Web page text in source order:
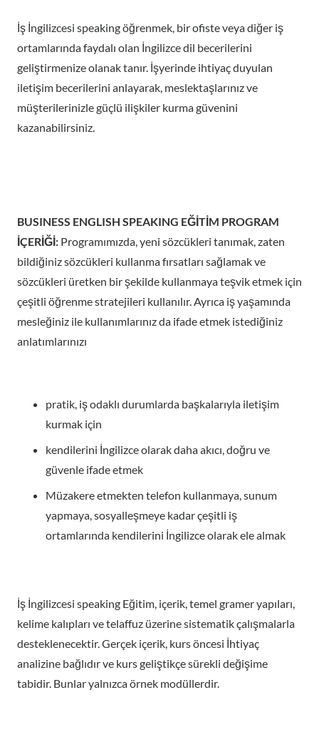
İş İngilizcesi speaking öğrenmek, bir ofiste veya diğer iş
ortamlarında faydalı olan İngilizce dil becerilerini
geliştirmenize olanak tanır. İşyerinde ihtiyaç duyulan
iletişim becerilerini anlayarak, meslektaşlarınız ve
müşterilerinizle güçlü ilişkiler kurma güvenini
kazanabilirsiniz.
BUSINESS ENGLISH SPEAKING EĞİTİM PROGRAM
İÇERİĞİ: Programımızda, yeni sözcükleri tanımak, zaten
bildiğiniz sözcükleri kullanma fırsatları sağlamak ve
sözcükleri üretken bir şekilde kullanmaya teşvik etmek için
çeşitli öğrenme stratejileri kullanılır. Ayrıca iş yaşamında
mesleğiniz ile kullanımlarınız da ifade etmek istediğiniz
anlatımlarınızı
pratik, iş odaklı durumlarda başkalarıyla iletişim
kurmak için
kendilerini İngilizce olarak daha akıcı, doğru ve
güvenle ifade etmek
Müzakere etmekten telefon kullanmaya, sunum
yapmaya, sosyalleşmeye kadar çeşitli iş
ortamlarında kendilerini İngilizce olarak ele almak
İş İngilizcesi speaking Eğitim, içerik, temel gramer yapıları,
kelime kalıpları ve telaffuz üzerine sistematik çalışmalarla
desteklenecektir. Gerçek içerik, kurs öncesi İhtiyaç
analizine bağlıdır ve kurs geliştikçe sürekli değişime
tabidir. Bunlar yalnızca örnek modüllerdir.